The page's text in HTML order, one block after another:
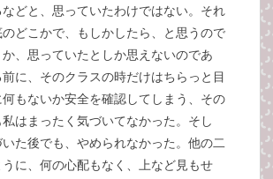
どと、思っていたわけではない。それ
どこかで、もしかしたら、と思うので
、思っていたとしか思えないのであ
に、そのクラスの時だけはちらっと目
もないか安全を確認してしまう、その
はまったく気づいてなかった。そし
た後でも、やめられなかった。他の二
に、何の心配もなく、上など見もせ